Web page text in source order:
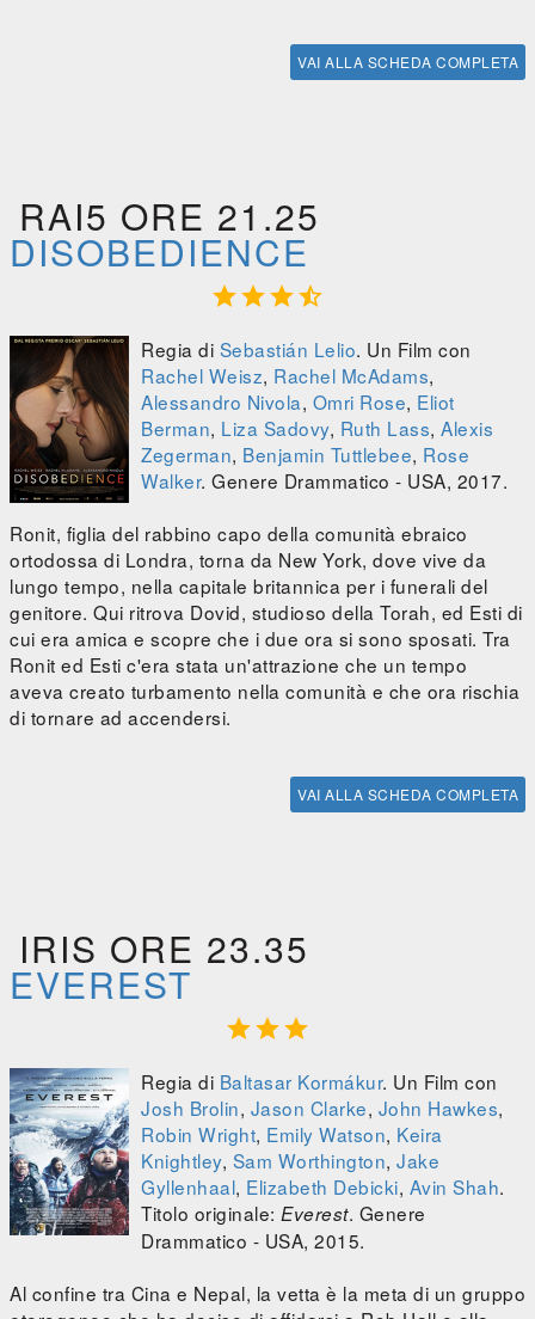
VAI ALLA SCHEDA COMPLETA
RAI5 ORE 21.25
DISOBEDIENCE

Regia di Sebastián Lelio. Un Film con
Rachel Weisz, Rachel McAdams,
Alessandro Nivola, Omri Rose, Eliot
Berman, Liza Sadovy, Ruth Lass, Alexis
Zegerman, Benjamin Tuttlebee, Rose
Walker. Genere Drammatico - USA, 2017.
Ronit, figlia del rabbino capo della comunità ebraico
ortodossa di Londra, torna da New York, dove vive da
lungo tempo, nella capitale britannica per i funerali del
genitore. Qui ritrova Dovid, studioso della Torah, ed Esti di
cui era amica e scopre che i due ora si sono sposati. Tra
Ronit ed Esti c'era stata un'attrazione che un tempo
aveva creato turbamento nella comunità e che ora rischia
di tornare ad accendersi.
VAI ALLA SCHEDA COMPLETA
IRIS ORE 23.35
EVEREST

Regia di Baltasar Kormákur. Un Film con
Josh Brolin, Jason Clarke, John Hawkes,
Robin Wright, Emily Watson, Keira
Knightley, Sam Worthington, Jake
Gyllenhaal, Elizabeth Debicki, Avin Shah.
Titolo originale: Everest. Genere
Drammatico - USA, 2015.
Al confine tra Cina e Nepal, la vetta è la meta di un gruppo